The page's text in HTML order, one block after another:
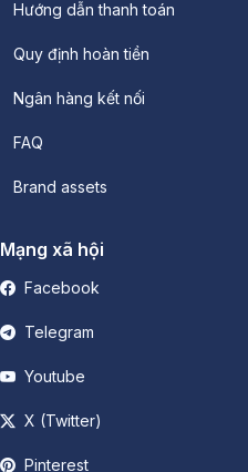
Hướng dẫn thanh toán
Quy định hoàn tiền
Ngân hàng kết nối
FAQ
Brand assets
Mạng xã hội
Facebook
Telegram
Youtube
X (Twitter)
Pinterest